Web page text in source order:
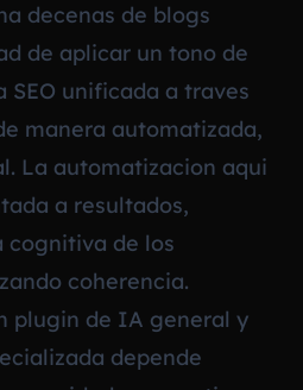
decenas de blogs
de aplicar un tono de
SEO unificada a traves
manera automatizada,
La automatizacion aqui
a resultados,
cognitiva de los
coherencia.
plugin de IA general y
depende